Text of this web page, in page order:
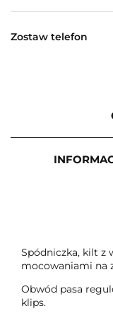
Zostaw telefon
Spódniczka, kilt z
mocowaniami na
Obwód pasa
klips.